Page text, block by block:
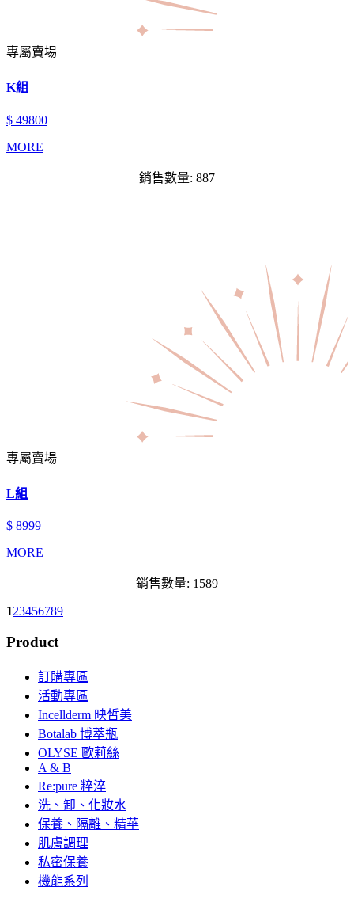
專屬賣場
K組
$ 49800
MORE
銷售數量: 887
專屬賣場
L組
$ 8999
MORE
銷售數量: 1589
123456789
Product
訂購專區
活動專區
Incellderm 映皙美
Botalab 博萃瓶
OLYSE 歐莉絲
A & B
Re:pure 粹淬
洗、卸、化妝水
保養、隔離、精華
肌膚調理
私密保養
機能系列